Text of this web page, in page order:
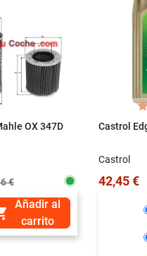
OX 347D
€
Añadir al
carrito
Castrol
Castrol
42,45 €